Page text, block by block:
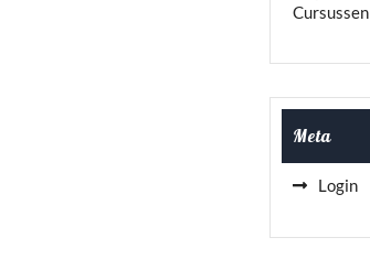
Cursussen
Meta
Login